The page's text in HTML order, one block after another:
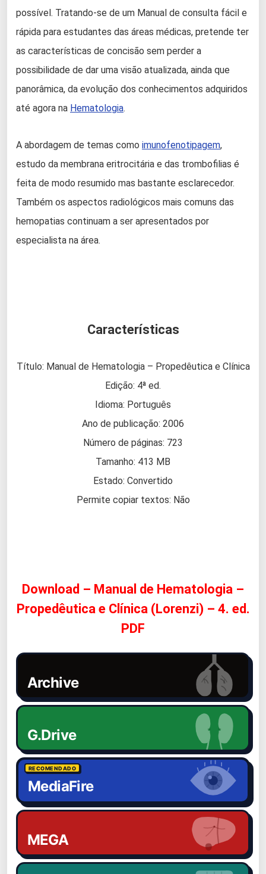
possível. Tratando-se de um Manual de consulta fácil e
rápida para estudantes das áreas médicas, pretende ter
as características de concisão sem perder a
possibilidade de dar uma visão atualizada, ainda que
panorâmica, da evolução dos conhecimentos adquiridos
até agora na Hematologia.
A abordagem de temas como imunofenotipagem,
estudo da membrana eritrocitária e das trombofilias é
feita de modo resumido mas bastante esclarecedor.
Também os aspectos radiológicos mais comuns das
hemopatias continuam a ser apresentados por
especialista na área.
Características
Título: Manual de Hematologia – Propedêutica e Clínica
Edição: 4ª ed.
Idioma: Português
Ano de publicação: 2006
Número de páginas: 723
Tamanho: 413 MB
Estado: Convertido
Permite copiar textos: Não
Download – Manual de Hematologia –
Propedêutica e Clínica (Lorenzi) – 4. ed.
PDF
Archive
G.Drive
RECOMENDADO
MediaFire
MEGA